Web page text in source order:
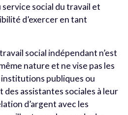
social du travail et
d’exercer en tant
social indépendant n’est
nature et ne vise pas les
institutions publiques ou
des assistantes sociales à leur
d’argent avec les